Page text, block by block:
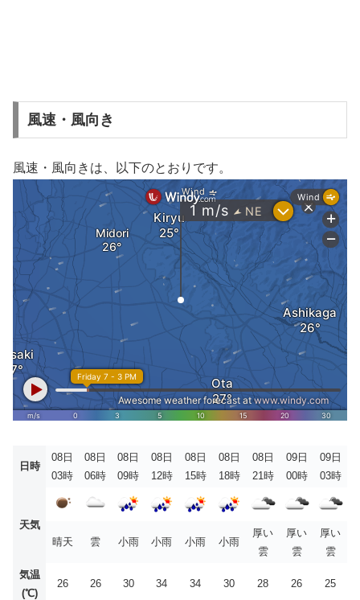
風速・風向き
風速・風向きは、以下のとおりです。
日時
08日
03時
08日
06時
08日
09時
08日
12時
08日
15時
08日
18時
08日
21時
09日
00時
09日
03時
天気
晴天
雲 小雨 小雨 小雨 小雨
厚い
雲
厚い
雲
厚い
雲
気温
(℃)
26 26 30 34 34 30 28 26 25